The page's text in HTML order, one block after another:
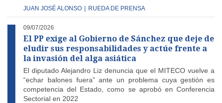
JUAN JOSÉ ALONSO RUEDA DE PRENSA
09/07/2026
El PP exige al Gobierno de Sánchez que deje de
eludir sus responsabilidades y actúe frente a
la invasión del alga asiática
El diputado Alejandro Liz denuncia que el MITECO vuelve a
“echar balones fuera” ante un problema cuya gestión es
competencia del Estado, como se aprobó en Conferencia
Sectorial en 2022